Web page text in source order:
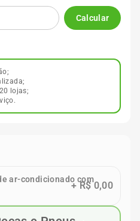
Calcular
lojas;
ar-condicionado com
+R$ 0,00